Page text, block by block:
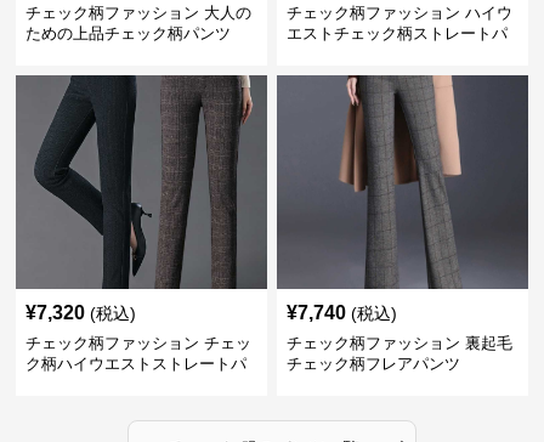
チェック柄ファッション 大人の
ための上品チェック柄パンツ
チェック柄ファッション ハイウ
エストチェック柄ストレートパ
¥7,320 (税込)
チェック柄ファッション チェッ
ク柄ハイウエストストレートパ
¥7,740 (税込)
チェック柄ファッション 裏起毛
チェック柄フレアパンツ